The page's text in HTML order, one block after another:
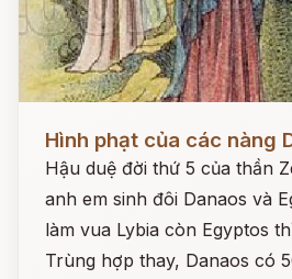
Hình phạt của các nàng
Hậu duệ đời thứ 5 của thần
anh em sinh đôi Danaos và
làm vua Lybia còn Egyptos
Trùng hợp thay, Danaos có